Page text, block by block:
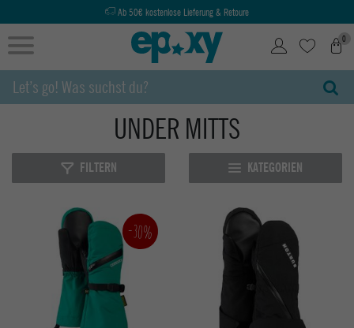
Ab 50€ kostenlose Lieferung & Retoure
0
UNDER MITTS
FILTERN KATEGORIEN
-30%